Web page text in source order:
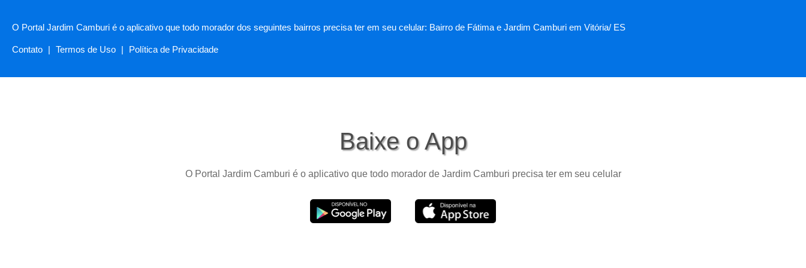
O Portal Jardim Camburi é o aplicativo que todo morador dos seguintes bairros precisa ter em seu celular: Bairro de Fátima e Jardim Camburi em Vitória/ ES
Contato | Termos de Uso | Política de Privacidade
Baixe o App
O Portal Jardim Camburi é o aplicativo que todo morador de Jardim Camburi precisa ter em seu celular